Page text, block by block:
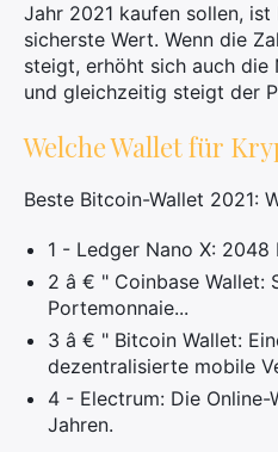
Jahr 2021 kaufen sollen,
sicherste Wert. Wenn die
steigt, erhöht sich auch
und gleichzeitig steigt der
Welche Wallet für
Beste Bitcoin-Wallet 2021:
1 - Ledger Nano X: 2048
2 â € " Coinbase Wallet:
Portemonnaie...
3 â € " Bitcoin Wallet:
dezentralisierte mobile
4 - Electrum: Die
Jahren.